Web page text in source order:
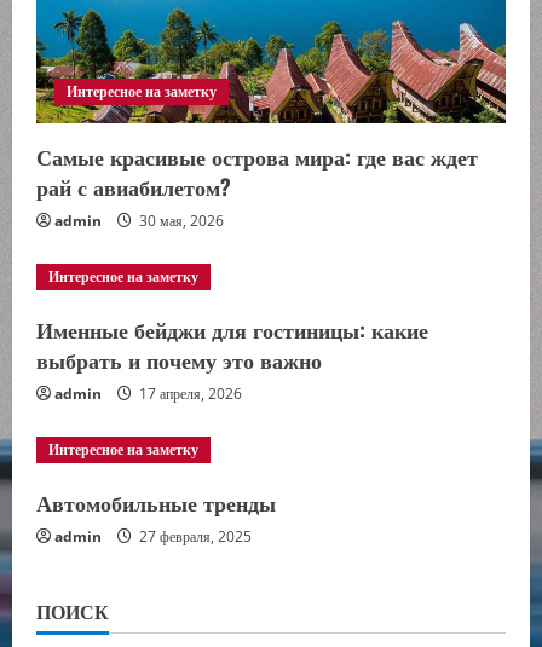
е
Интересное на заметку
Самые красивые острова мира: где вас ждет
рай с авиабилетом?
admin 30 мая, 2026
Интересное на заметку
Именные бейджи для гостиницы: какие
выбрать и почему это важно
admin 17 апреля, 2026
Интересное на заметку
Автомобильные тренды
admin 27 февраля, 2025
ПОИСК